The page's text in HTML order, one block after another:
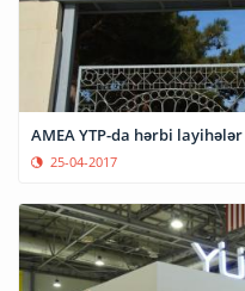
AMEA YTP-
25-04-2017